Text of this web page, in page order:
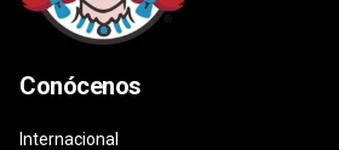
Conócenos
Internacional